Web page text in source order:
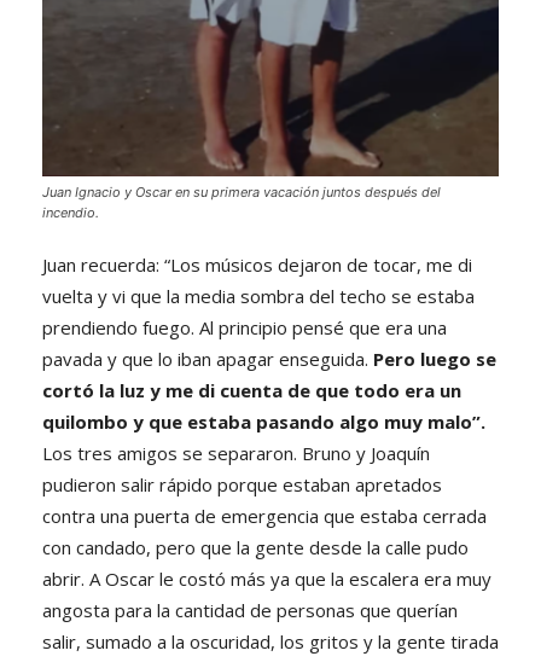
Juan Ignacio y Oscar en su primera vacación juntos después del
incendio.
Juan recuerda: “Los músicos dejaron de tocar, me di
vuelta y vi que la media sombra del techo se estaba
prendiendo fuego. Al principio pensé que era una
pavada y que lo iban apagar enseguida. Pero luego se
cortó la luz y me di cuenta de que todo era un
quilombo y que estaba pasando algo muy malo”.
Los tres amigos se separaron. Bruno y Joaquín
pudieron salir rápido porque estaban apretados
contra una puerta de emergencia que estaba cerrada
con candado, pero que la gente desde la calle pudo
abrir. A Oscar le costó más ya que la escalera era muy
angosta para la cantidad de personas que querían
salir, sumado a la oscuridad, los gritos y la gente tirada